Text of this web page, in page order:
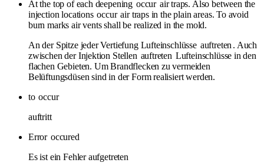
At the top of each deepening occur air traps. Also between the
injection locations occur air traps in the plain areas. To avoid
burn marks air vents shall be realized in the mold.
An der Spitze jeder Vertiefung Lufteinschlüsse auftreten . Auch
zwischen der Injektion Stellen auftreten Lufteinschlüsse in den
flachen Gebieten. Um Brandflecken zu vermeiden
Belüftungsdüsen sind in der Form realisiert werden.
to occur
auftritt
Error occured
Es ist ein Fehler aufgetreten